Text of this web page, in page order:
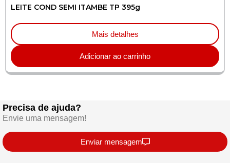
LEITE COND SEMI ITAMBE TP 395g
Mais detalhes
Adicionar ao carrinho
Precisa de ajuda?
Envie uma mensagem!
Enviar mensagem